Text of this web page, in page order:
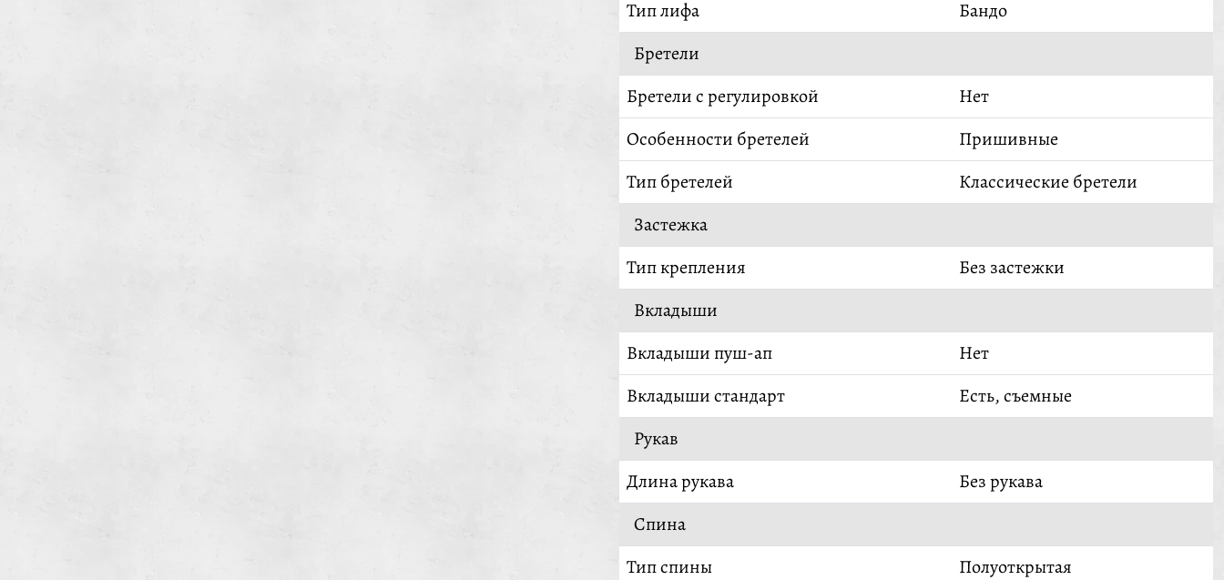
Тип лифа
Бандо
Бретели
Бретели с регулировкой
Нет
Особенности бретелей
Пришивные
Тип бретелей
Классические бретели
Застежка
Тип крепления
Без застежки
Вкладыши
Вкладыши пуш-ап
Нет
Вкладыши стандарт
Есть, съемные
Рукав
Длина рукава
Без рукава
Спина
Тип спины
Полуоткрытая